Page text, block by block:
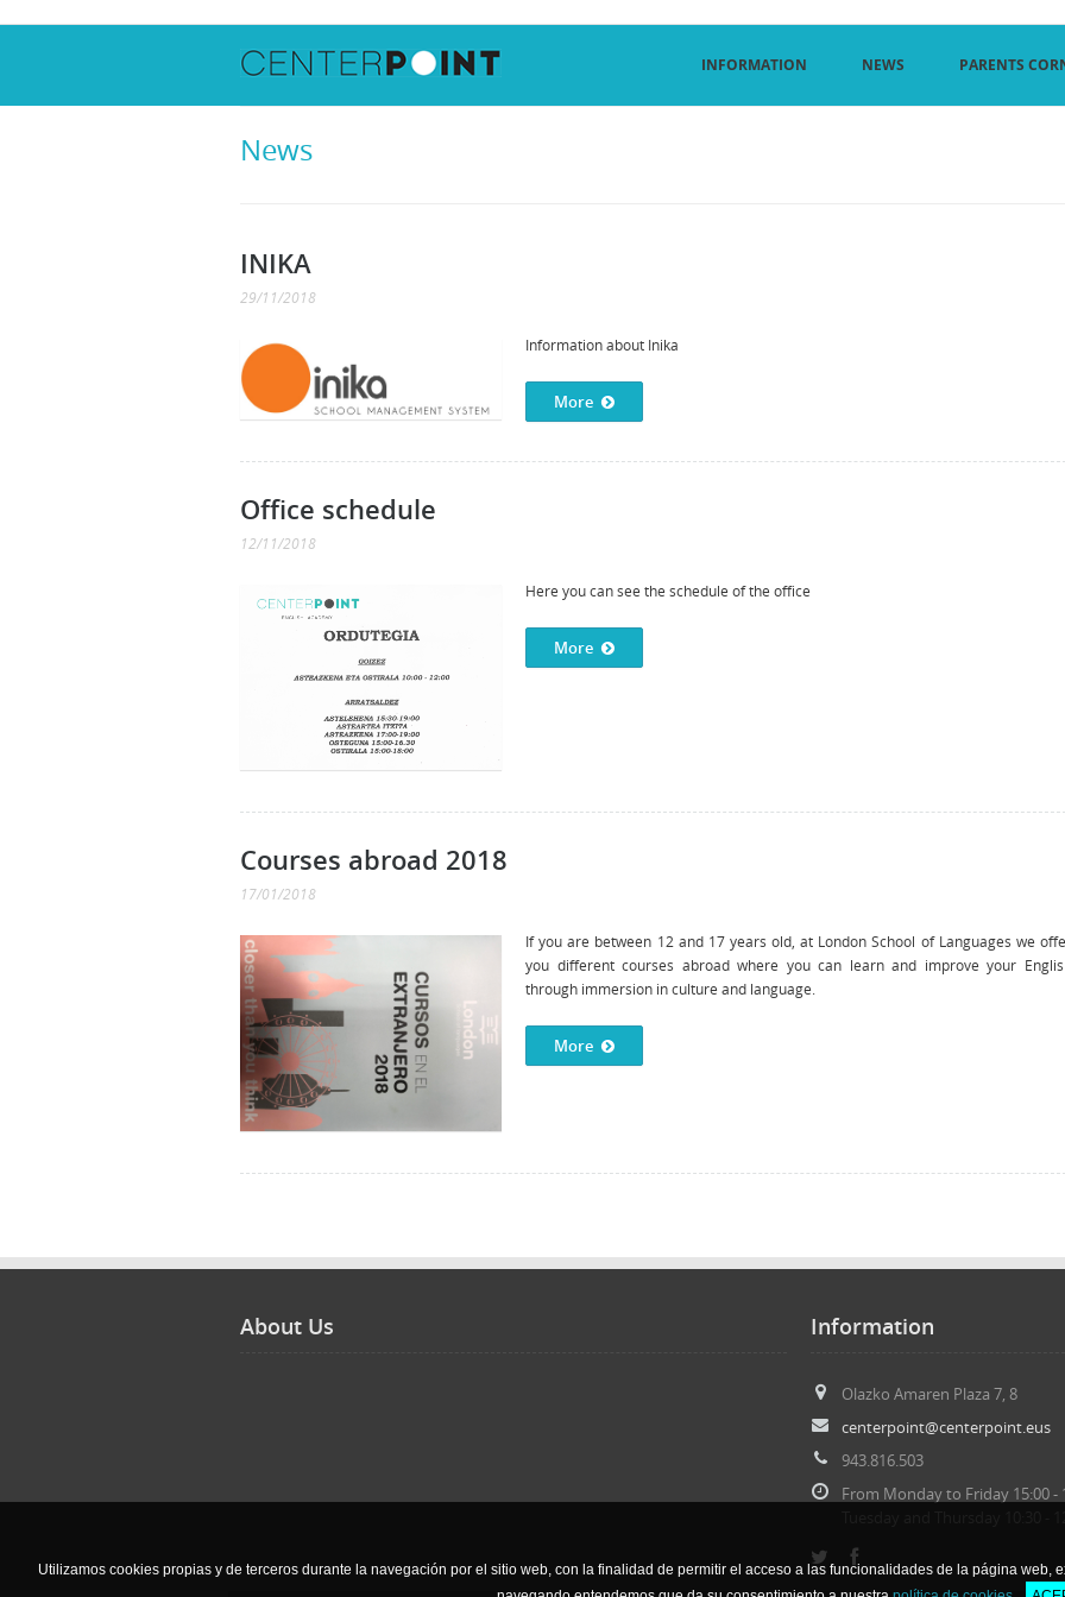
Utilizamos cookies propias y de terceros durante la navegación por el sitio web, con la finalidad de permitir el acceso a las funcionalidades de la página web,
INFORMATION NEWS PARENTS
News
INIKA
29/11/2018
Information about Inika
More
Office schedule
12/11/2018
Here you can see the schedule of the office
More
Courses abroad 2018
17/01/2018
If you are between 12 and 17 years old, at London School of Languages ​​we
you different courses abroad where you can learn and improve your
through immersion in culture and language.
More
About Us Information
Olazko Amaren Plaza 7, 8
centerpoint@centerpoint.eus
943.816.503
From Monday to Friday 15:00-